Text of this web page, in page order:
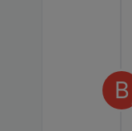
B